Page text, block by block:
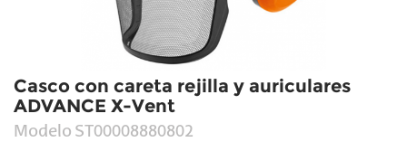
Casco con careta rejilla y auriculares
ADVANCE X-Vent
Modelo ST00008880802